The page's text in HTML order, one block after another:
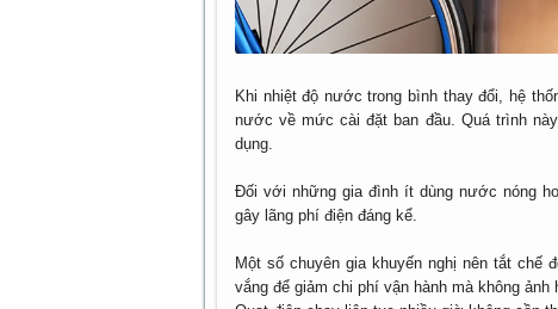
Khi nhiệt độ nước trong bình thay đổi, hệ
nước về mức cài đặt ban đầu. Quá trình
dụng.
Đối với những gia đình ít dùng nước nóng
gây lãng phí điện đáng kể.
Một số chuyên gia khuyến nghị nên tắt chế
vắng để giảm chi phí vận hành mà không